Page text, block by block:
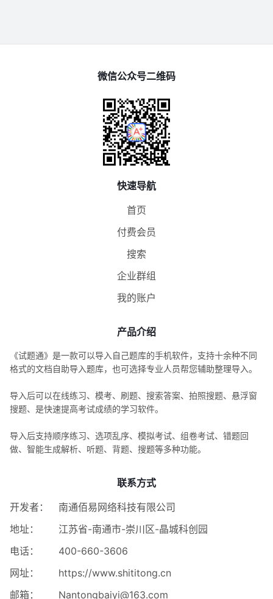
微信公众号二维码
快速导航
首页
付费会员
搜索
企业群组
我的账户
产品介绍
《试题通》是一款可以导入自己题库的手机软件，支持十余种不同
格式的文档自助导入题库，也可选择专业人员帮您辅助整理导入。
导入后可以在线练习、模考、刷题、搜索答案、拍照搜题、悬浮窗
搜题、是快速提高考试成绩的学习软件。
导入后支持顺序练习、选项乱序、模拟考试、组卷考试、错题回
做、智能生成解析、听题、背题、搜题等多种功能。
联系方式
开发者：
南通佰易网络科技有限公司
地址：
江苏省-南通市-崇川区-晶城科创园
电话：
400-660-3606
网址：
https://www.shititong.cn
邮箱：
Nantongbaiyi@163.com